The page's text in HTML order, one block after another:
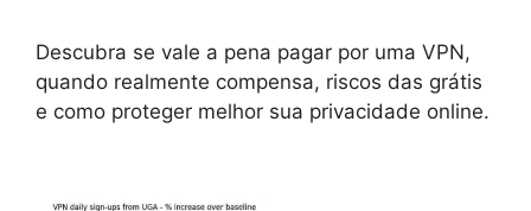
Descubra se vale a pena pagar por uma VPN,
quando realmente compensa, riscos das grátis
e como proteger melhor sua privacidade online.